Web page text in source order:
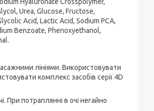
Hyaluronate Crosspolymer,
Urea, Glucose, Fructose,
Acid, Lactic Acid, Sodium PCA,
Benzoate, Phenoxyethanol,
лініями. Використовувати
комплекс засобів серії 4D
При потраплянні в очі негайно